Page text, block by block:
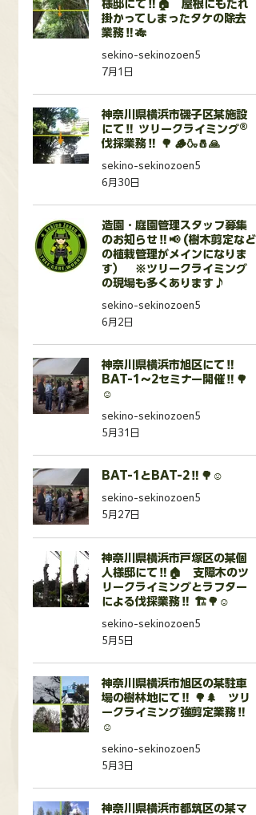
様邸にて‼️🏠 屋根にもたれ
掛かってしまったタケの除去
業務‼️🎋
sekino-sekinozoen5
7月1日
神奈川県横浜市磯子区某施設
にて‼️ ツリークライミング®︎
伐採業務‼️ 🌳 🪵🍶🧂🙏
sekino-sekinozoen5
6月30日
造園・庭園管理スタッフ募集
のお知らせ‼️📢 (樹木剪定など
の植栽管理がメインになりま
す） ※ツリークライミング
の現場も多くあります♪
sekino-sekinozoen5
6月2日
神奈川県横浜市旭区にて‼️
BAT-1〜2セミナー開催‼️🌳
☺️
sekino-sekinozoen5
5月31日
BAT-1とBAT-2‼️🌳☺️
sekino-sekinozoen5
5月27日
神奈川県横浜市戸塚区の某個
人様邸にて‼️🏠 支障木のツ
リークライミングとラフター
による伐採業務‼️ 🏗️🌳☺️
sekino-sekinozoen5
5月5日
神奈川県横浜市旭区の某駐車
場の樹林地にて‼️ 🌳🌲 ツリ
ークライミング強剪定業務‼️
☺️
sekino-sekinozoen5
5月3日
神奈川県横浜市都筑区の某マ